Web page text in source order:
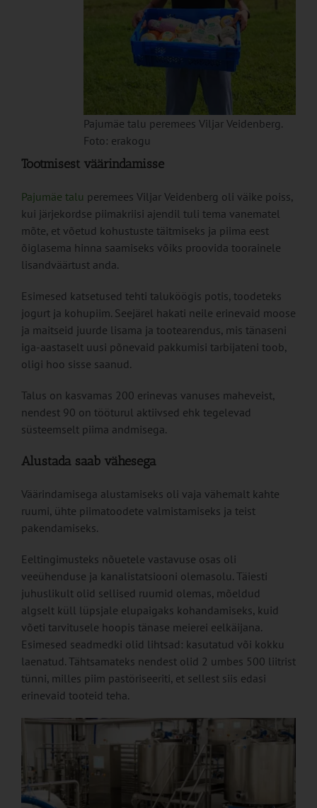
Pajumäe talu peremees Viljar Veidenberg.
Foto: erakogu
Tootmisest väärindamisse
Pajumäe talu peremees Viljar Veidenberg oli väike poiss,
kui järjekordse piimakriisi ajendil tuli tema vanematel
mõte, et võetud kohustuste täitmiseks ja piima eest
õiglasema hinna saamiseks võiks proovida toorainele
lisandväärtust anda.
Esimesed katsetused tehti taluköögis potis, toodeteks
jogurt ja kohupiim. Seejärel hakati neile erinevaid moose
ja maitseid juurde lisama ja tootearendus, mis tänaseni
iga-aastaselt uusi põnevaid pakkumisi tarbijateni toob,
oligi hoo sisse saanud.
Talus on kasvamas 200 erinevas vanuses maheveist,
nendest 90 on tööturul aktiivsed ehk tegelevad
süsteemselt piima andmisega.
Alustada saab vähesega
Väärindamisega alustamiseks oli vaja vähemalt kahte
ruumi, ühte piimatoodete valmistamiseks ja teist
pakendamiseks.
Eeltingimusteks nõuetele vastavuse osas oli
veeühenduse ja kanalistatsiooni olemasolu. Täiesti
juhuslikult olid sellised ruumid olemas, mõeldud
algselt küll lüpsjale elupaigaks kohandamiseks, kuid
võeti tarvitusele hoopis tänase meierei eelkäijana.
Esimesed seadmedki olid lihtsad: kasutatud või kokku
laenatud. Tähtsamateks nendest olid 2 umbes 500 liitrist
tünni, milles piim pastöriseeriti, et sellest siis edasi
erinevaid tooteid teha.